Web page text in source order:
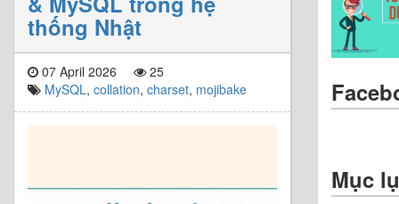
thống Nhật
07 April 2026
25
MySQL, collation, charset, mojibake
Mục